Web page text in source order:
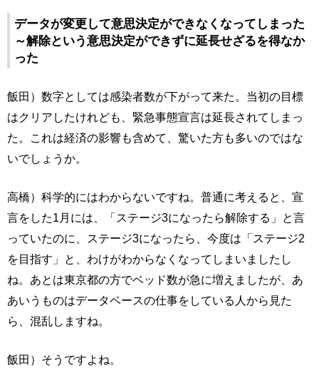
データが変更して意思決定ができなくなってしまった
～解除という意思決定ができずに延長せざるを得なか
った
飯田）数字としては感染者数が下がって来た。当初の目標
はクリアしたけれども、緊急事態宣言は延長されてしまっ
た。これは経済の影響も含めて、驚いた方も多いのではな
いでしょうか。
高橋）科学的にはわからないですね。普通に考えると、宣
言をした1月には、「ステージ3になったら解除する」と言
っていたのに、ステージ3になったら、今度は「ステージ2
を目指す」と、わけがわからなくなってしまいましたし
ね。あとは東京都の方でベッド数が急に増えましたが、あ
あいうものはデータベースの仕事をしている人から見た
ら、混乱しますね。
飯田）そうですよね。